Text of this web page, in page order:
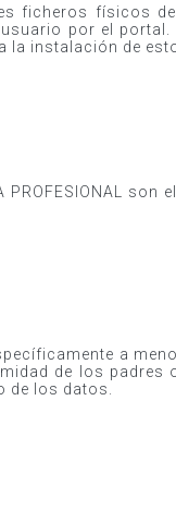
ficheros físicos
por el
la instalación de
PROFESIONAL
a
de los
de los datos.